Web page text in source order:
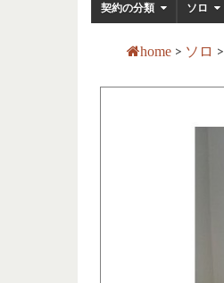
契約の分類 ソロ
home > ソロ >